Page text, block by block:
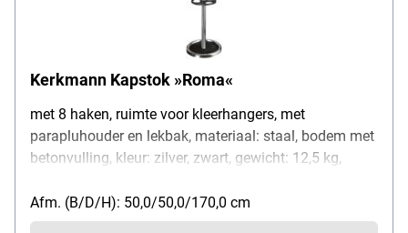
Kerkmann Kapstok »Roma«
met 8 haken, ruimte voor kleerhangers, met
parapluhouder en lekbak, materiaal: staal, bodem met
betonvulling, kleur: zilver, zwart, gewicht: 12,5 kg,
Afm. (B/D/H): 50,0/50,0/170,0 cm